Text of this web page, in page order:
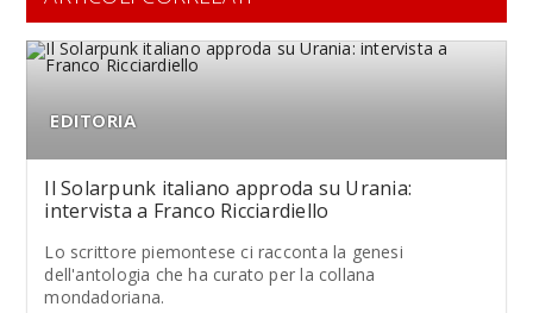
EDITORIA
Il Solarpunk italiano approda su Urania:
intervista a Franco Ricciardiello
Lo scrittore piemontese ci racconta la genesi
dell'antologia che ha curato per la collana
mondadoriana.